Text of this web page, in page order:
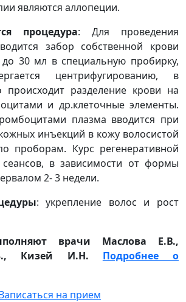
являются аллопеции.
процедура: Для проведения
забор собственной крови
30 мл в специальную пробирку,
центрифугированию, в
происходит разделение крови на
и др.клеточные элементы.
плазма вводится при
инъекций в кожу волосистой
проборам. Курс регенеративной
в зависимости от формы
2- 3 недели.
: укрепление волос и рост
врачи Маслова Е.В.,
Кизей И.Н. Подробнее о
на прием